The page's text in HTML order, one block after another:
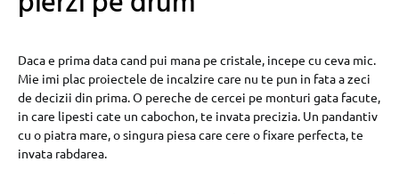
Daca e prima data cand pui mana pe cristale, incepe cu ceva mic.
Mie imi plac proiectele de incalzire care nu te pun in fata a zeci
de decizii din prima. O pereche de cercei pe monturi gata facute,
in care lipesti cate un cabochon, te invata precizia. Un pandantiv
cu o piatra mare, o singura piesa care cere o fixare perfecta, te
invata rabdarea.